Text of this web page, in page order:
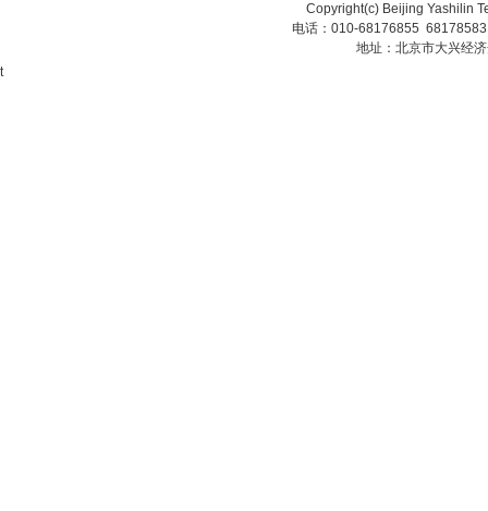
Copyright(c) Beijing Yashilin
电话：010-68176855
地址：北京市大兴经
t